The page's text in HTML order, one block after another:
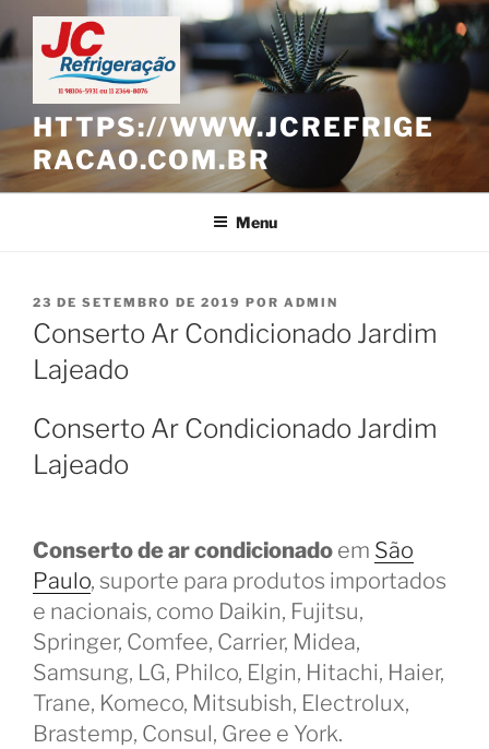
Pular
para
o
conteúdo
HTTPS://WWW.JCREFRIGE
RACAO.COM.BR
Menu
PUBLICADO
EM
23 DE SETEMBRO DE 2019 POR ADMIN
Conserto Ar Condicionado Jardim
Lajeado
Conserto Ar Condicionado Jardim
Lajeado
Conserto de ar condicionado em São
Paulo, suporte para produtos importados
e nacionais, como Daikin, Fujitsu,
Springer, Comfee, Carrier, Midea,
Samsung, LG, Philco, Elgin, Hitachi, Haier,
Trane, Komeco, Mitsubish, Electrolux,
Brastemp, Consul, Gree e York.